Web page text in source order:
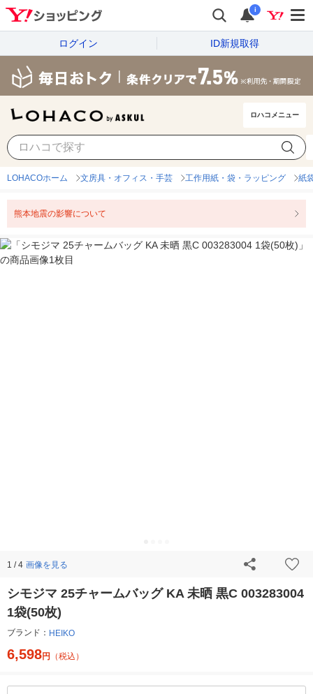
i
ログイン ID新規取得
ロハコメニュー
LOHACOホーム 文房具・オフィス・手芸 工作用紙・袋・ラッピング 紙
熊本地震の影響について
1 / 4 画像を見る
シモジマ 25チャームバッグ KA 未晒 黒C 003283004
1袋(50枚)
ブランド： HEIKO
6,598円 （税込）